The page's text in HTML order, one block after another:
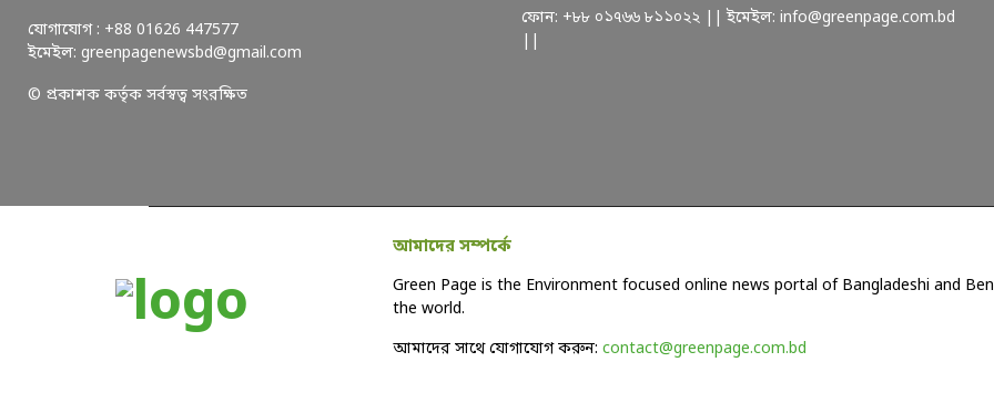
যোগাযোগ : +88 01626 447577
ইমেইল: greenpagenewsbd@gmail.com
© প্রকাশক কর্তৃক সর্বস্বত্ব সংরক্ষিত
ফোন: +৮৮ ০১৭৬৬ ৮১১০২২ || ইমেইল: info@greenpage.com.bd
আমাদের সম্পর্কে
Green Page is the Environment focused online news portal of Bangladeshi and
the world.
আমাদের সাথে যোগাযোগ করুন: contact@greenpage.com.bd